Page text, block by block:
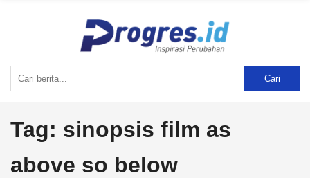
Cari
Tag: sinopsis film as
above so below